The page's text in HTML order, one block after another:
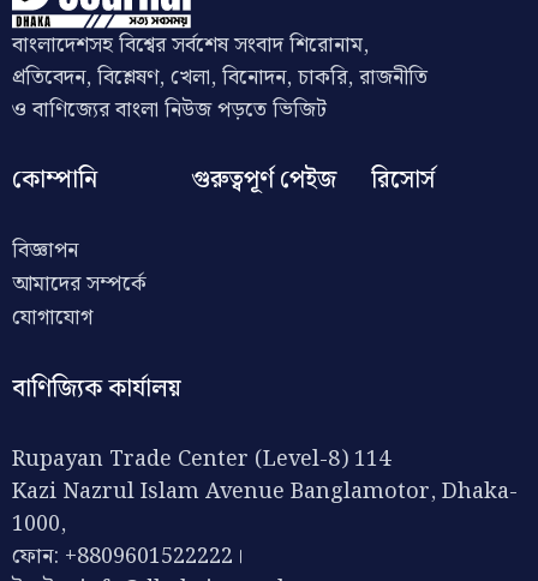
বাংলাদেশসহ বিশ্বের সর্বশেষ সংবাদ শিরোনাম,
প্রতিবেদন, বিশ্লেষণ, খেলা, বিনোদন, চাকরি, রাজনীতি
ও বাণিজ্যের বাংলা নিউজ পড়তে ভিজিট
কোম্পানি
বিজ্ঞাপন
আমাদের সম্পর্কে
যোগাযোগ
গুরুত্বপূর্ণ পেইজ রিসোর্স
বাণিজ্যিক কার্যালয়
Rupayan Trade Center (Level-8) 114
Kazi Nazrul Islam Avenue Banglamotor, Dhaka-
1000,
ফোন: +8809601522222।